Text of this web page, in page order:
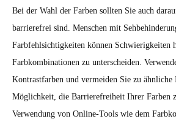
Bei der Wahl der Farben sollten Sie auch
barrierefrei sind. Menschen mit
Farbfehlsichtigkeiten können Schwierigkeiten
Farbkombinationen zu unterscheiden.
Kontrastfarben und vermeiden Sie zu ähnliche
Möglichkeit, die Barrierefreiheit Ihrer Farben
Verwendung von Online-Tools wie dem